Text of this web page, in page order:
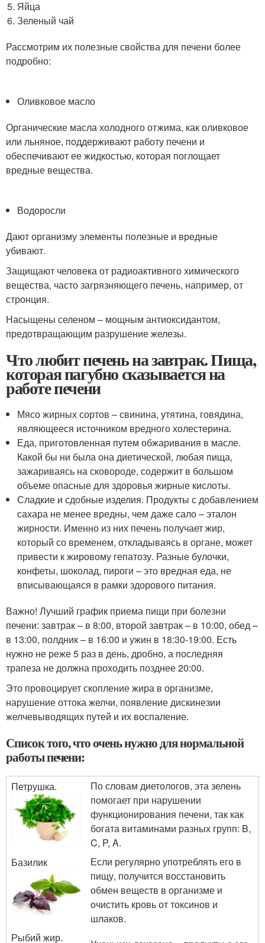
Яйца
Зеленый чай
Рассмотрим их полезные свойства для печени более
подробно:
Оливковое масло
Органические масла холодного отжима, как оливковое
или льняное, поддерживают работу печени и
обеспечивают ее жидкостью, которая поглощает
вредные вещества.
Водоросли
Дают организму элементы полезные и вредные
убивают.
Защищают человека от радиоактивного химического
вещества, часто загрязняющего печень, например, от
стронция.
Насыщены селеном – мощным антиоксидантом,
предотвращающим разрушение железы.
Что любит печень на завтрак. Пища,
которая пагубно сказывается на
работе печени
Мясо жирных сортов – свинина, утятина, говядина,
являющееся источником вредного холестерина.
Еда, приготовленная путем обжаривания в масле.
Какой бы ни была она диетической, любая пища,
зажариваясь на сковороде, содержит в большом
объеме опасные для здоровья жирные кислоты.
Сладкие и сдобные изделия. Продукты с добавлением
сахара не менее вредны, чем даже сало – эталон
жирности. Именно из них печень получает жир,
который со временем, откладываясь в органе, может
привести к жировому гепатозу. Разные булочки,
конфеты, шоколад, пироги – это вредная еда, не
вписывающаяся в рамки здорового питания.
Важно! Лучший график приема пищи при болезни
печени: завтрак – в 8:00, второй завтрак – в 10:00, обед –
в 13:00, полдник – в 16:00 и ужин в 18:30-19:00. Есть
нужно не реже 5 раз в день, дробно, а последняя
трапеза не должна проходить позднее 20:00.
Это провоцирует скопление жира в организме,
нарушение оттока желчи, появление дискинезии
желчевыводящих путей и их воспаление.
Список того, что очень нужно для нормальной
работы печени:
Петрушка.
По словам диетологов, эта зелень
помогает при нарушении
функционирования печени, так как
богата витаминами разных групп: B,
C, P, A.
Базилик
Если регулярно употреблять его в
пищу, получится восстановить
обмен веществ в организме и
очистить кровь от токсинов и
шлаков.
Рыбий жир.